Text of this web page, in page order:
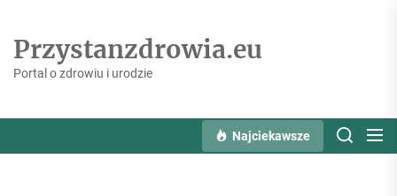
content
Przystanzdrowia.eu
Portal o zdrowiu i urodzie
Najciekawsze